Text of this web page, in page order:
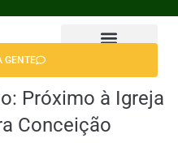
GENTE
Próximo à Igreja
Conceição